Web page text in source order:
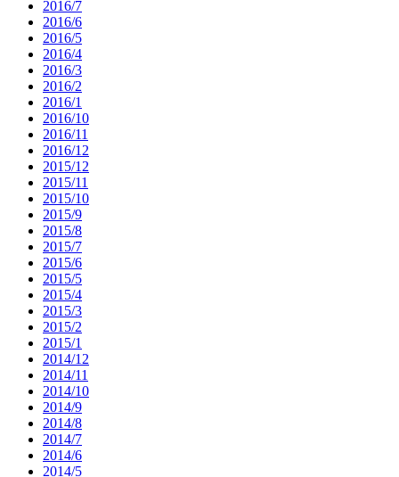
2016/7
2016/6
2016/5
2016/4
2016/3
2016/2
2016/1
2016/10
2016/11
2016/12
2015/12
2015/11
2015/10
2015/9
2015/8
2015/7
2015/6
2015/5
2015/4
2015/3
2015/2
2015/1
2014/12
2014/11
2014/10
2014/9
2014/8
2014/7
2014/6
2014/5